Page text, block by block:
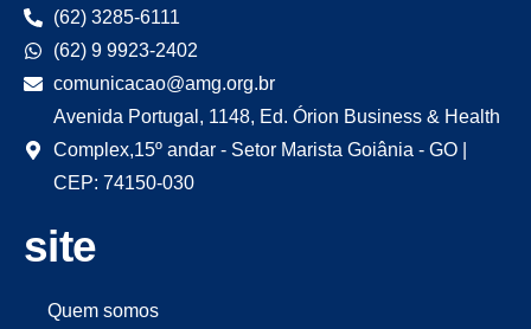
(62) 3285-6111
(62) 9 9923-2402
comunicacao@amg.org.br
Avenida Portugal, 1148, Ed. Órion Business & Health
Complex,15º andar - Setor Marista Goiânia - GO |
CEP: 74150-030
site
Quem somos